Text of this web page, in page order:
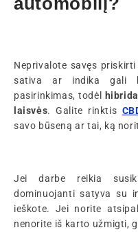
Neprivalote savęs
sativa ar indika gali
pasirinkimas, todėl
laisvės. Galite rinktis
savo būseną ar tai, ką
Jei darbe reikia
dominuojanti satyva su
ieškote. Jei norite
nenorite iš karto užmigti,